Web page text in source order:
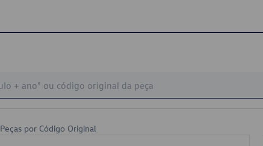
Peças por Código Original